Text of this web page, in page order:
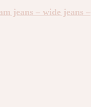
jeans – wide jeans –